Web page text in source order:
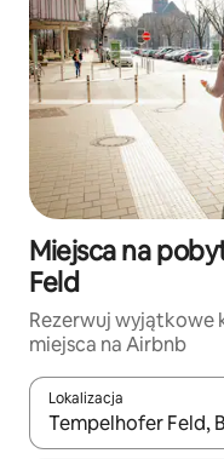
Miejsca na
Feld
Rezerwuj wyjątkowe
miejsca na Airbnb
Lokalizacja
Gdy wyniki będą